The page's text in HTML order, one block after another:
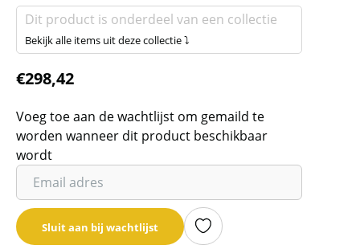
Dit product is onderdeel van een collectie
Bekijk alle items uit deze collectie ⤵
€298,42
Voeg toe aan de wachtlijst om gemaild te
worden wanneer dit product beschikbaar
wordt
Vul
je
email
adresSluit aan bij wachtlijst